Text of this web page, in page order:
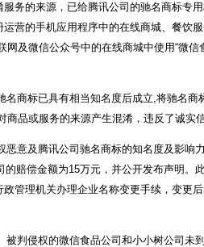
务的来源，已给腾讯公司的驰名商标专
营的手机应用程序中的在线商城、餐饮
及微信公众号中的在线商城中使用“微信
商标已具有相当知名度后成立,将驰名商
品或服务的来源产生混淆，违反了诚实
意及腾讯公司驰名商标的知名度及影响
赔偿金额为15万元，并公开发布声明。
管理机关办理企业名称变更手续，变更
判侵权的微信食品公司和小小树公司未